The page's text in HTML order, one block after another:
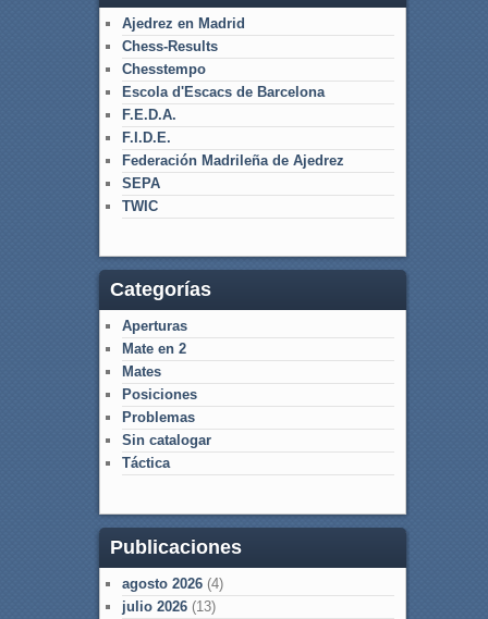
Ajedrez en Madrid
Chess-Results
Chesstempo
Escola d'Escacs de Barcelona
F.E.D.A.
F.I.D.E.
Federación Madrileña de Ajedrez
SEPA
TWIC
Categorías
Aperturas
Mate en 2
Mates
Posiciones
Problemas
Sin catalogar
Táctica
Publicaciones
agosto 2026(4)
julio 2026(13)